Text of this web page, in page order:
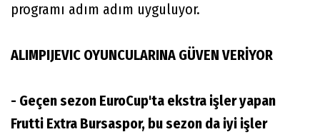
programı adım adım uyguluyor.
ALIMPIJEVIC OYUNCULARINA GÜVEN VERİYOR
- Geçen sezon EuroCup'ta ekstra işler yapan
Frutti Extra Bursaspor, bu sezon da iyi işler